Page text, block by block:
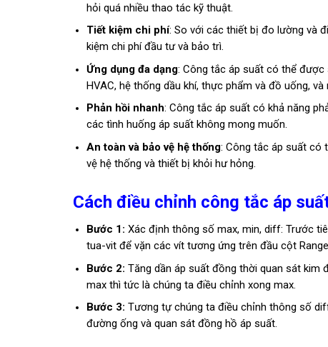
hỏi quá nhiều thao tác kỹ thuật.
Tiết kiệm chi phí: So với các thiết bị đo lường và
kiệm chi phí đầu tư và bảo trì.
Ứng dụng đa dạng: Công tắc áp suất có thể được
HVAC, hệ thống dầu khí, thực phẩm và đồ uống,
Phản hồi nhanh: Công tắc áp suất có khả năng
các tình huống áp suất không mong muốn.
An toàn và bảo vệ hệ thống: Công tắc áp suất có
vệ hệ thống và thiết bị khỏi hư hỏng.
Cách điều chỉnh công tắc áp
Bước 1: Xác định thông số max, min, diff: Trước
tua-vit để vặn các vít tương ứng trên đầu cột
Bước 2: Tăng dần áp suất đồng thời quan sát kim
max thì tức là chúng ta điều chỉnh xong max.
Bước 3: Tương tự chúng ta điều chỉnh thông số
đường ống và quan sát đồng hồ áp suất.